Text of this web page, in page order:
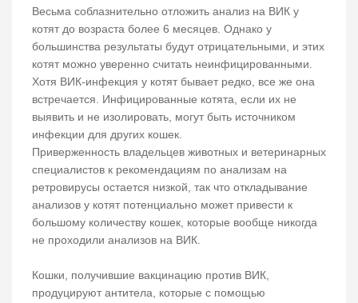
Весьма соблазнительно отложить анализ на ВИК у
котят до возраста более 6 месяцев. Однако у
большинства результаты будут отрицательными, и этих
котят можно уверенно считать неинфицированными.
Хотя ВИК-инфекция у котят бывает редко, все же она
встречается. Инфицированные котята, если их не
выявить и не изолировать, могут быть источником
инфекции для других кошек.
Приверженность владельцев животных и ветеринарных
специалистов к рекомендациям по анализам на
ретровирусы остается низкой, так что откладывание
анализов у котят потенциально может привести к
большому количеству кошек, которые вообще никогда
не проходили анализов на ВИК.
Кошки, получившие вакцинацию против ВИК,
продуцируют антитела, которые с помощью